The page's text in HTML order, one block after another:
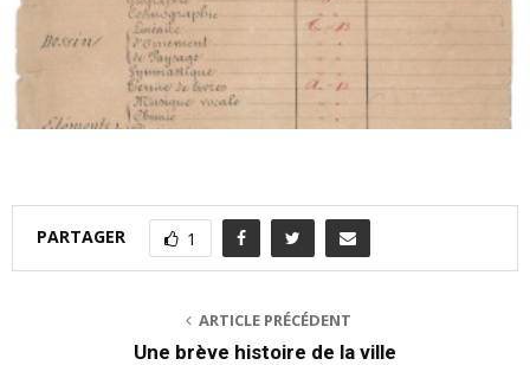
PARTAGER 1
ARTICLE PRÉCÉDENT
Une brève histoire de la ville